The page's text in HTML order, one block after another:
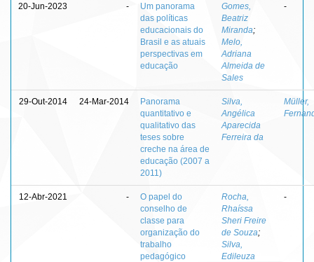
20-Jun-2023 -
Um panorama
das políticas
educacionais do
Brasil e as atuais
perspectivas em
educação
Gomes,
Beatriz
Miranda;
Melo,
Adriana
Almeida de
Sales
-
29-Out-2014 24-Mar-2014
Panorama
quantitativo e
qualitativo das
teses sobre
creche na área de
educação (2007 a
2011)
Silva,
Angélica
Aparecida
Ferreira da
Müller,
12-Abr-2021 -
O papel do
conselho de
classe para
organização do
trabalho
pedagógico
Rocha,
Rhaíssa
Sheri Freire
de Souza;
Silva,
Edileuza
-